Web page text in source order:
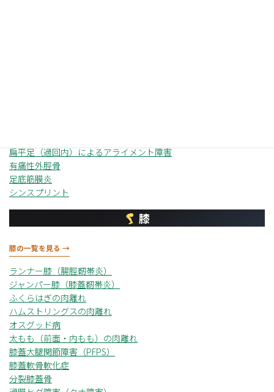
扁平足（過回内）によるアライメント障害
有痛性外脛骨
足底筋膜炎
シンスプリント
膝
膝の一覧を見る →
ランナー膝（腸脛靭帯炎）
ジャンパー膝（膝蓋靭帯炎）
ふくらはぎの肉離れ
ハムストリングスの肉離れ
オスグッド病
太もも（前面・内もも）の肉離れ
膝蓋大腿関節障害（PFPS）
膝蓋軟骨軟化症
分裂膝蓋骨